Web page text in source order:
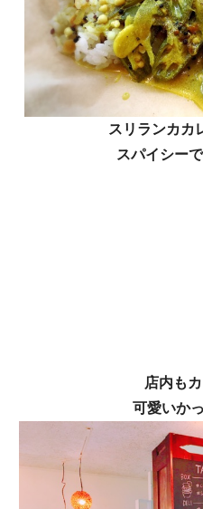
スリランカカ
スパイシー
店内も
可愛いか